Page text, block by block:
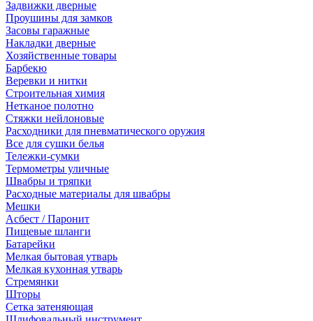
Задвижки дверные
Проушины для замков
Засовы гаражные
Накладки дверные
Хозяйственные товары
Барбекю
Веревки и нитки
Строительная химия
Нетканое полотно
Стяжки нейлоновые
Расходники для пневматического оружия
Все для сушки белья
Тележки-сумки
Термометры уличные
Швабры и тряпки
Расходные материалы для швабры
Мешки
Асбест / Паронит
Пищевые шланги
Батарейки
Мелкая бытовая утварь
Мелкая кухонная утварь
Стремянки
Шторы
Сетка затеняющая